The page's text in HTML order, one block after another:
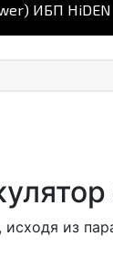
ИБП HiDEN
исходя из